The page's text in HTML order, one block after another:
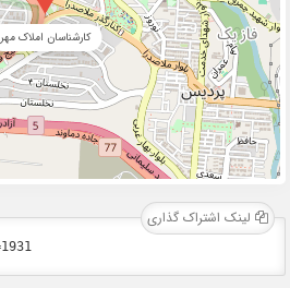
کارشناسان املاک مهر
لینک اشتراک گذاری